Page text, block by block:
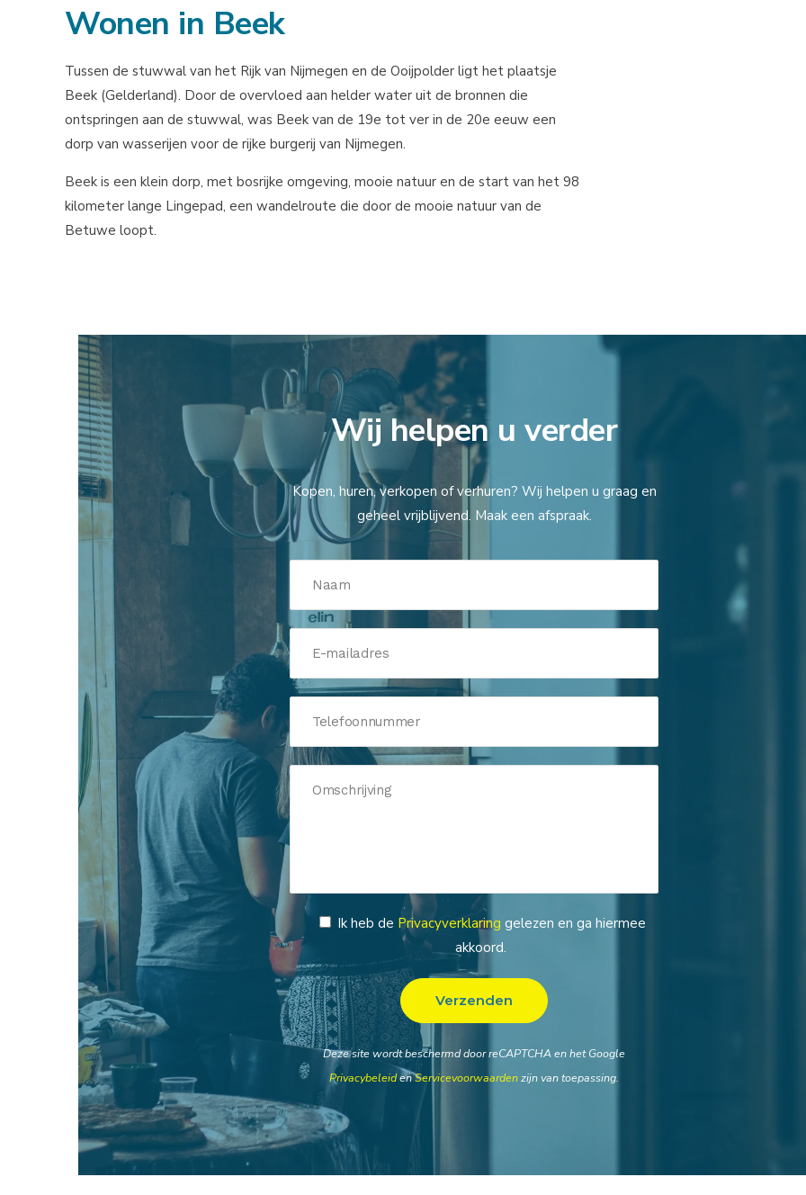
Wonen in Beek
Tussen de stuwwal van het Rijk van Nijmegen en de Ooijpolder ligt het plaatsje
Beek (Gelderland). Door de overvloed aan helder water uit de bronnen die
ontspringen aan de stuwwal, was Beek van de 19e tot ver in de 20e eeuw een
dorp van wasserijen voor de rijke burgerij van Nijmegen.
Beek is een klein dorp, met bosrijke omgeving, mooie natuur en de start van het 98
kilometer lange Lingepad, een wandelroute die door de mooie natuur van de
Betuwe loopt.
Wij helpen u verder
Kopen, huren, verkopen of verhuren? Wij helpen u graag en
geheel vrijblijvend. Maak een afspraak.
Ik heb de Privacyverklaring gelezen en ga hiermee
akkoord.
Deze site wordt beschermd door reCAPTCHA en het Google
PrivacybeleidenServicevoorwaardenzijn van toepassing.